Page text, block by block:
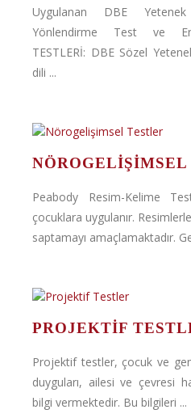
Uygulanan DBE
Yönlendirme Test ve
TESTLERİ: DBE Sözel
dili ...
NÖROGELIŞIMSEL
Peabody Resim-Kelime
çocuklara uygulanır.
saptamayı amaçlamaktadır.
PROJEKTIF
Projektif testler, çocuk ve
duyguları, ailesi ve çevresi
bilgi vermektedir. Bu bilgileri ...